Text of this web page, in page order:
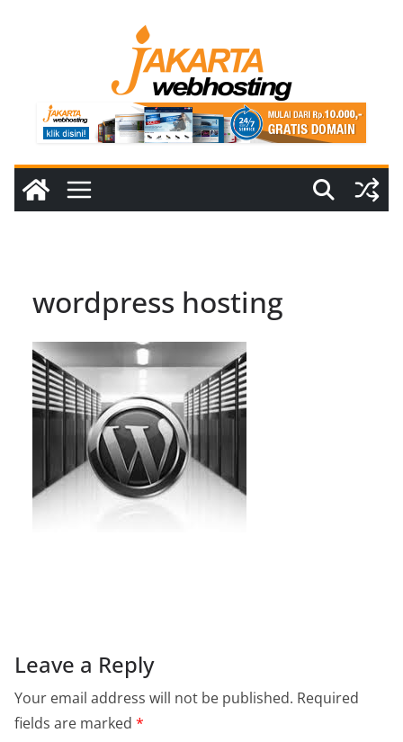
wordpress hosting
Leave a Reply
Your email address will not be published. Required
fields are marked *